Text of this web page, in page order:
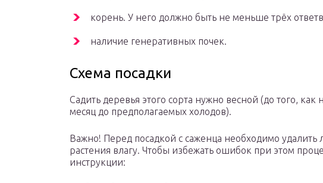
корень. У него должно быть не меньше трёх
наличие генеративных почек.
Схема посадки
Садить деревья этого сорта нужно весной (до того, как
месяц до предполагаемых холодов).
Важно! Перед посадкой с саженца необходимо удалить
растения влагу. Чтобы избежать ошибок при этом
инструкции: